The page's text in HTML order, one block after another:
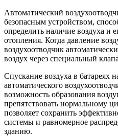
Автоматический
безопасным устройством,
определить наличие воздуха и
отопления. Когда давление
воздухоотводчик
воздух через специальный
Спускание воздуха в батареях
автоматического
возможность образования
препятствовать нормальному
позволяет сохранить
системы и равномерное
зданию.